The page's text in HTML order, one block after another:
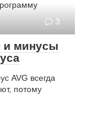
3
и минусы
AVG всегда
потому